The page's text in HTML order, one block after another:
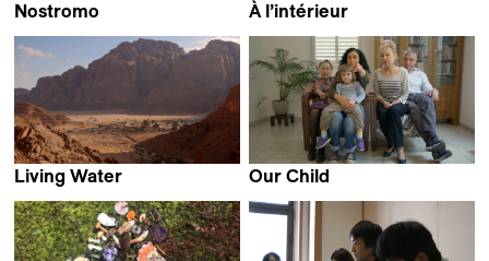
Nostromo
À l’intérieur
Living Water
Our Child